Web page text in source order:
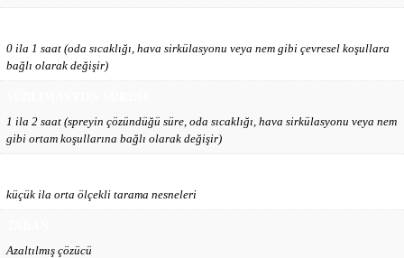
0 ila 1 saat (oda sıcaklığı, hava sirkülasyonu veya nem gibi çevresel koşullara
bağlı olarak değişir)
1 ila 2 saat (spreyin çözündüğü süre, oda sıcaklığı, hava sirkülasyonu veya nem
gibi ortam koşullarına bağlı olarak değişir)
küçük ila orta ölçekli tarama nesneleri
Azaltılmış çözücü